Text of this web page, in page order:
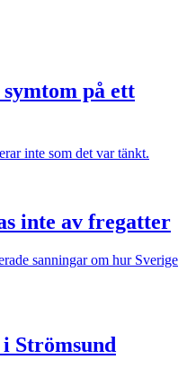
på ett
inte som det var tänkt.
inte av fregatter
sanningar om hur Sverige
Strömsund